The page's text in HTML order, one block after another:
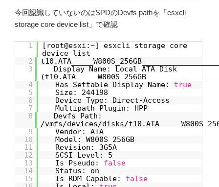
今回認識していないのはSPDのDevfs pathを「esxcli
storage core device list」で確認
1
[root@esxi:~] esxcli storage core
device list
2
3
Display Name: Local ATA Disk
4
Has Settable Display Name: true
5
Size: 244198
6
Device Type: Direct-Access
7
Multipath Plugin: HPP
8
Devfs Path:
/vmfs/devices/disks/
9
Vendor: ATA
10
Model: W800S 256GB
11
Revision: 3G5A
12
SCSI Level: 5
13
Is Pseudo: false
14
Status: on
15
Is RDM Capable: false